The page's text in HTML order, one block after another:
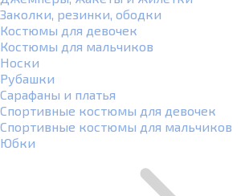
Заколки, резинки, ободки
Костюмы для девочек
Костюмы для мальчиков
Носки
Рубашки
Сарафаны и платья
Спортивные костюмы для девочек
Спортивные костюмы для мальчиков
Юбки